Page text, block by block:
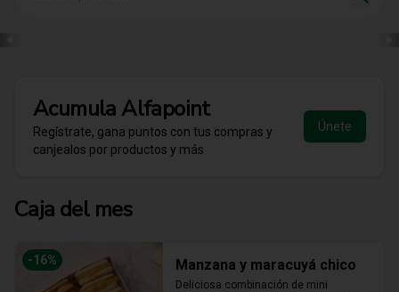
AcumulaAlfapoint
Regístrate, gana puntos con tus compras y
canjealos por productos y más
Únete
Caja del mes
-16% Manzana y maracuyá chico
Deliciosa combinación de mini